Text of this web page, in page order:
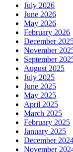
July 2026
June 2026
May 2026
February 2026
December
November
September
August 2025
July 2025
June 2025
May 2025
April 2025
March 2025
February 2025
January 2025
December
November